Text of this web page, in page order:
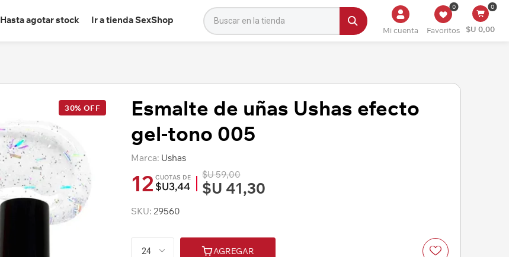
Hasta agotar stock Ir a tienda SexShop
Mi cuenta Favoritos
0 0
$U 0,00
30% OFF
Esmalte de uñas Ushas efecto
gel-tono 005
Marca: Ushas
12 CUOTAS DE
$U3,44
$U 59,00
$U 41,30
SKU: 29560
AGREGAR